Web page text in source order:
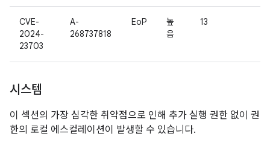
CVE-
2024-
23703
A-
268737818
EoP
높
음
13
시스템
이 섹션의 가장 심각한 취약점으로 인해 추가 실행 권한 없이 권
한의 로컬 에스컬레이션이 발생할 수 있습니다.